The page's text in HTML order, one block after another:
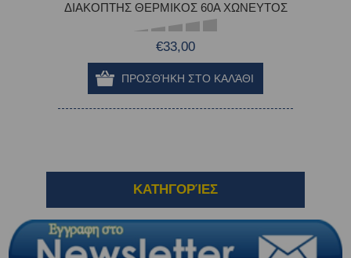
ΔΙΑΚΟΠΤΗΣ ΘΕΡΜΙΚΟΣ 60Α ΧΩΝΕΥΤΟΣ
€33,00
ΚΑΤΗΓΟΡΊΕΣ